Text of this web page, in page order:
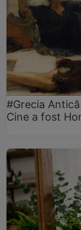
#Grecia Antică
Cine a fost